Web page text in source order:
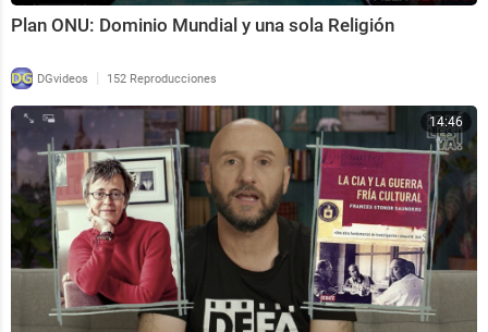
Plan ONU: Dominio Mundial y una sola Religión
DGvideos | 152 Reproducciones
14:46